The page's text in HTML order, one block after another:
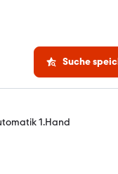
Suche
1.Hand